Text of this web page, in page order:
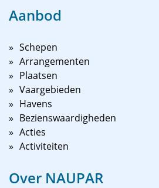
Aanbod
Schepen
Arrangementen
Plaatsen
Vaargebieden
Havens
Bezienswaardigheden
Acties
Activiteiten
Over NAUPAR